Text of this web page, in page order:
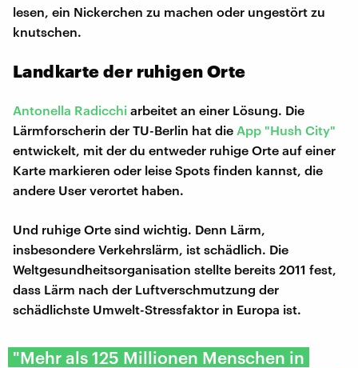
lesen, ein Nickerchen zu machen oder ungestört zu
knutschen.
Landkarte der ruhigen Orte
Antonella Radicchi arbeitet an einer Lösung. Die
Lärmforscherin der TU-Berlin hat die App "Hush City"
entwickelt, mit der du entweder ruhige Orte auf einer
Karte markieren oder leise Spots finden kannst, die
andere User verortet haben.
Und ruhige Orte sind wichtig. Denn Lärm,
insbesondere Verkehrslärm, ist schädlich. Die
Weltgesundheitsorganisation stellte bereits 2011 fest,
dass Lärm nach der Luftverschmutzung der
schädlichste Umwelt-Stressfaktor in Europa ist.
"Mehr als 125 Millionen Menschen in